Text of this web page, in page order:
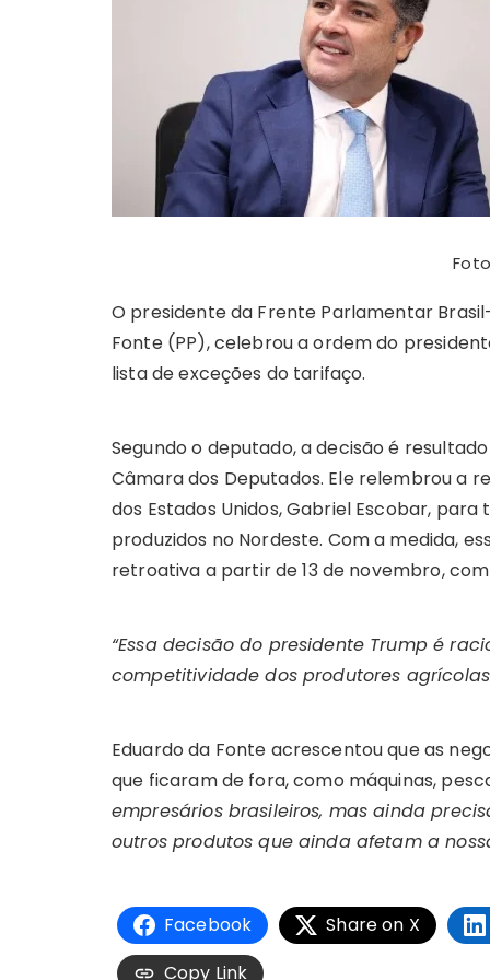
o
k
g
er
Li
n
k
st dI
n
r
m
O presidente da Frente Parlamentar
Fonte (PP), celebrou a ordem do
lista de exceções do tarifaço.
Segundo o deputado, a decisão é
Câmara dos Deputados. Ele relembrou a
dos Estados Unidos, Gabriel Escobar,
produzidos no Nordeste. Com a medida,
retroativa a partir de 13 de novembro,
“Essa decisão do presidente Trump é
competitividade dos produtores
Eduardo da Fonte acrescentou que as
que ficaram de fora, como máquinas,
empresários brasileiros, mas ainda
outros produtos que ainda afetam a
Facebook Share on X
Copy Link